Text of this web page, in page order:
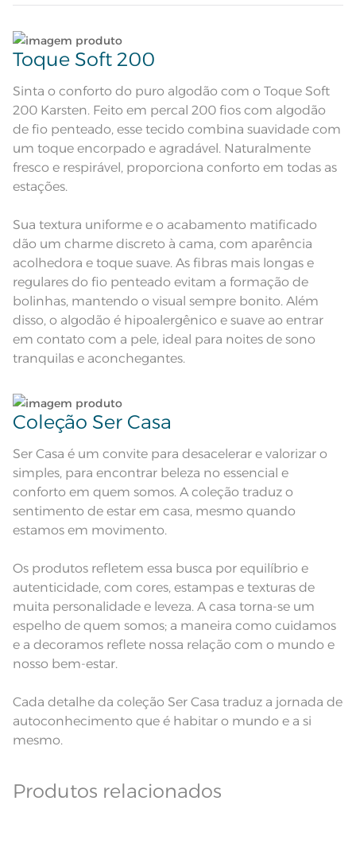
Quantidade de Peças
royal nos 3 lados
Descrição Visual
Corpo tinto na cor bege com ponto
royal marrom aplicado nas 3 abas
da fronha.
Composição 100% Algodão
Tamanho
Cor Bege Rosê/Sépia
Itens Inclusos
1 Lençol com Elástico; 1 Sobrelençol;
2 Fronhas
Medida
Lençol de Elástico: 1,38m x 1,88m x
35cm; Sobrelençol: 2,20m x 2,50m;
Fronha: 50cm x 70cm
Acabamento Tinto com Ponto Royal
Instruções de Lavagem
Observações
e modelo do monitor ou do
aparelho celular. Consultar a cor
nas especificações técnicas do
produto.
Lave tipos de tecidos distintos separadamente;
Não lave cores claras e cores escuras no mesmo
ciclo;
Lave as peças no ciclo leve, suave ou delicado de
sua lavadora;
Enxágue as peças com bastante água;
Utilize a quantidade mínima de amaciante e sabão;
Leia atentamente as instruções na etiqueta.
Toque Soft 200
Sinta o conforto do puro algodão com o Toque Soft
200 Karsten. Feito em percal 200 fios com algodão
de fio penteado, esse tecido combina suavidade com
um toque encorpado e agradável. Naturalmente
fresco e respirável, proporciona conforto em todas as
estações.
Sua textura uniforme e o acabamento matificado
dão um charme discreto à cama, com aparência
acolhedora e toque suave. As fibras mais longas e
regulares do fio penteado evitam a formação de
bolinhas, mantendo o visual sempre bonito. Além
disso, o algodão é hipoalergênico e suave ao entrar
em contato com a pele, ideal para noites de sono
tranquilas e aconchegantes.
Coleção Ser Casa
Ser Casa é um convite para desacelerar e valorizar o
simples, para encontrar beleza no essencial e
conforto em quem somos. A coleção traduz o
sentimento de estar em casa, mesmo quando
estamos em movimento.
Os produtos refletem essa busca por equilíbrio e
autenticidade, com cores, estampas e texturas de
muita personalidade e leveza. A casa torna-se um
espelho de quem somos; a maneira como cuidamos
e a decoramos reflete nossa relação com o mundo e
nosso bem-estar.
Cada detalhe da coleção Ser Casa traduz a jornada de
autoconhecimento que é habitar o mundo e a si
mesmo.
Produtos relacionados